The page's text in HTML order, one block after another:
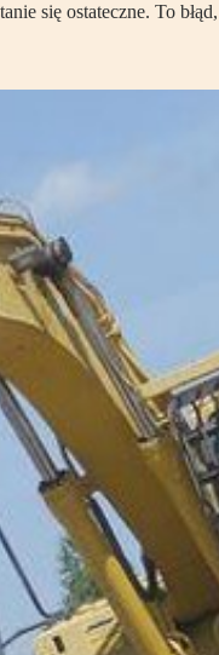
się ostateczne. To